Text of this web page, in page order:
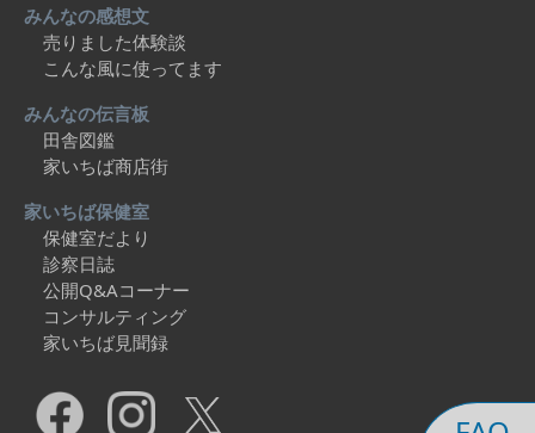
みんなの感想文
売りました体験談
こんな風に使ってます
みんなの伝言板
田舎図鑑
家いちば商店街
家いちば保健室
保健室だより
診察日誌
公開Q&Aコーナー
コンサルティング
家いちば見聞録